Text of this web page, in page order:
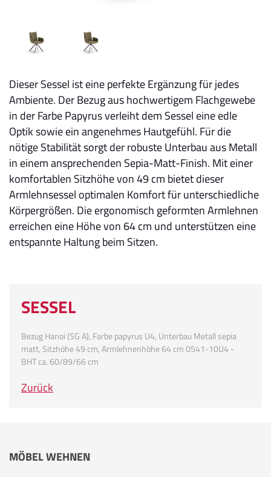
Dieser Sessel ist eine perfekte Ergänzung für jedes
Ambiente. Der Bezug aus hochwertigem Flachgewebe
in der Farbe Papyrus verleiht dem Sessel eine edle
Optik sowie ein angenehmes Hautgefühl. Für die
nötige Stabilität sorgt der robuste Unterbau aus Metall
in einem ansprechenden Sepia-Matt-Finish. Mit einer
komfortablen Sitzhöhe von 49 cm bietet dieser
Armlehnsessel optimalen Komfort für unterschiedliche
Körpergrößen. Die ergonomisch geformten Armlehnen
erreichen eine Höhe von 64 cm und unterstützen eine
entspannte Haltung beim Sitzen.
SESSEL
Bezug Hanoi (SG A), Farbe papyrus U4, Unterbau Metall sepia
matt, Sitzhöhe 49 cm, Armlehnenhöhe 64 cm 0541-10U4 -
BHT ca. 60/89/66 cm
Zurück
MÖBEL WEHNEN